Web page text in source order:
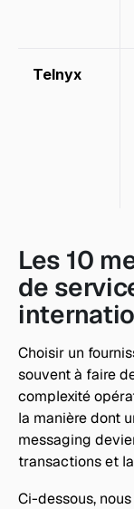
Telnyx
Les 10
de
Choisir un
souvent à faire
complexité
la manière dont
messaging
transactions et
Ci-dessous,